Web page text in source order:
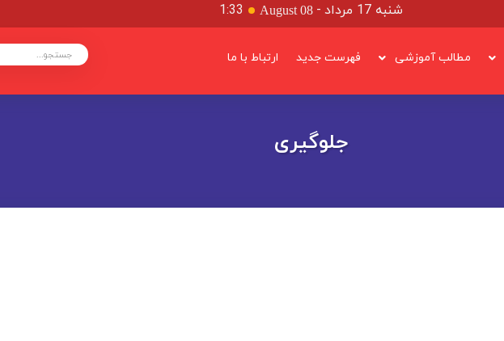
شنبه 17 مرداد -
August 08
1:33
مطالب آموزشی فهرست جدید ارتباط با ما
جلوگیری